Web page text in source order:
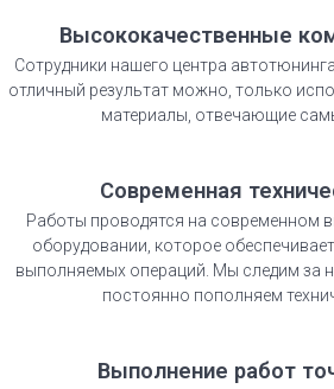
Высококачественные
Сотрудники нашего центра
отличный результат можно, только
материалы, отвечающие
Современная
Работы проводятся на современном
оборудовании, которое
выполняемых операций. Мы следим за
постоянно пополняем
Выполнение работ